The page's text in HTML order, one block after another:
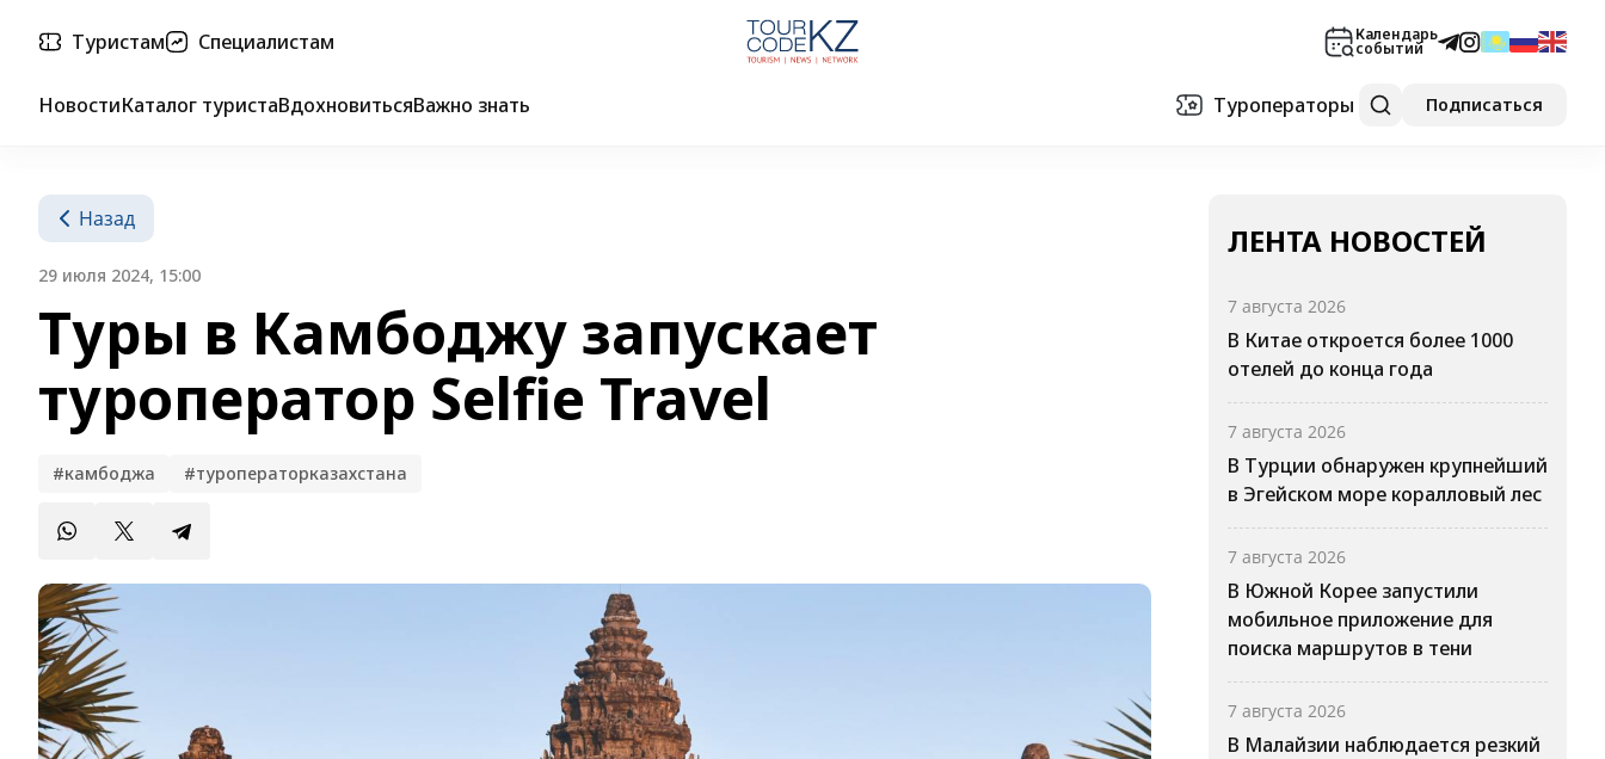
Туристам Специалистам Календарь
событий
НовостиКаталог туристаВдохновитьсяВажно знать Туроператоры Подписаться
Назад
29 июля 2024, 15:00
Туры в Камбоджу запускает
туроператор Selfie Travel
#камбоджа #туроператорказахстана
ЛЕНТА НОВОСТЕЙ
7 августа 2026
В Китае откроется более 1000
отелей до конца года
7 августа 2026
В Турции обнаружен крупнейший
в Эгейском море коралловый лес
7 августа 2026
В Южной Корее запустили
мобильное приложение для
поиска маршрутов в тени
7 августа 2026
В Малайзии наблюдается резкий